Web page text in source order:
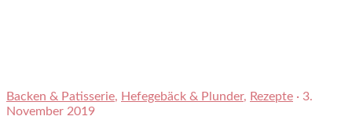
Backen & Patisserie, Hefegebäck & Plunder, Rezepte · 3.
November 2019